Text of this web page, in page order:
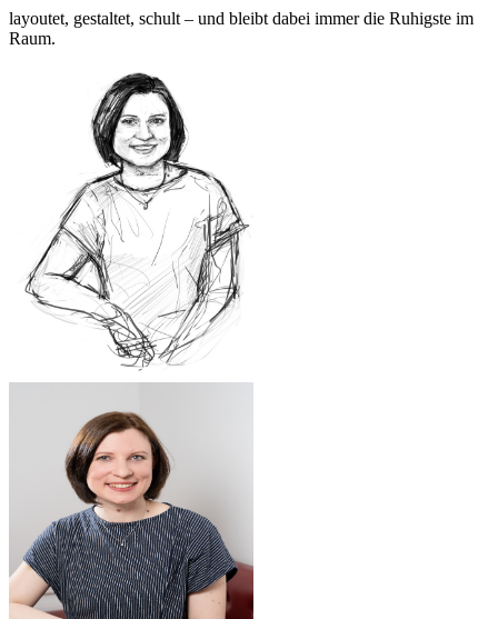
layoutet, gestaltet, schult – und bleibt dabei immer die Ruhigste im
Raum.